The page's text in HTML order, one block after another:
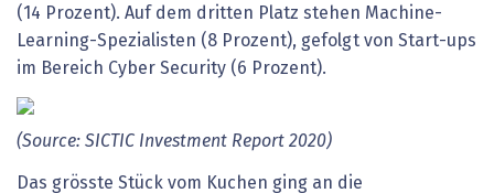
(14 Prozent). Auf dem dritten Platz stehen Machine-
Learning-Spezialisten (8 Prozent), gefolgt von Start-ups
im Bereich Cyber Security (6 Prozent).
(Source: SICTIC Investment Report 2020)
Das grösste Stück vom Kuchen ging an die